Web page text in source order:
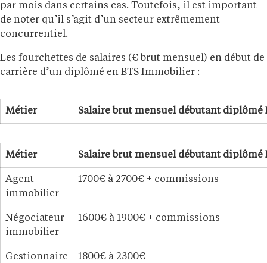
par mois dans certains cas. Toutefois, il est important
de noter qu’il s’agit d’un secteur extrêmement
concurrentiel.
Les fourchettes de salaires (€ brut mensuel) en début de
carrière d’un diplômé en BTS Immobilier :
Métier Salaire brut mensuel débutant diplômé
Métier Salaire brut mensuel débutant diplômé
Agent
immobilier
1700€ à 2700€ + commissions
Négociateur
immobilier
1600€ à 1900€ + commissions
Gestionnaire
1800€ à 2300€